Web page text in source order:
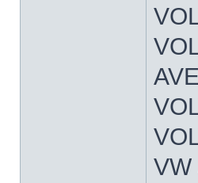
VW